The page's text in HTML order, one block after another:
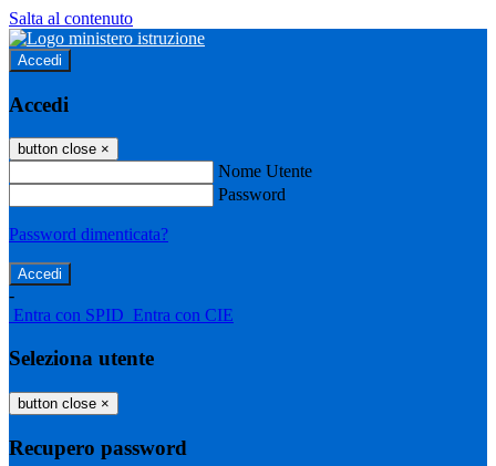
Salta al contenuto
Accedi
Accedi
button close ×
Nome Utente
Password
Password dimenticata?
-
Entra con SPID Entra con CIE
Seleziona utente
button close ×
Recupero password